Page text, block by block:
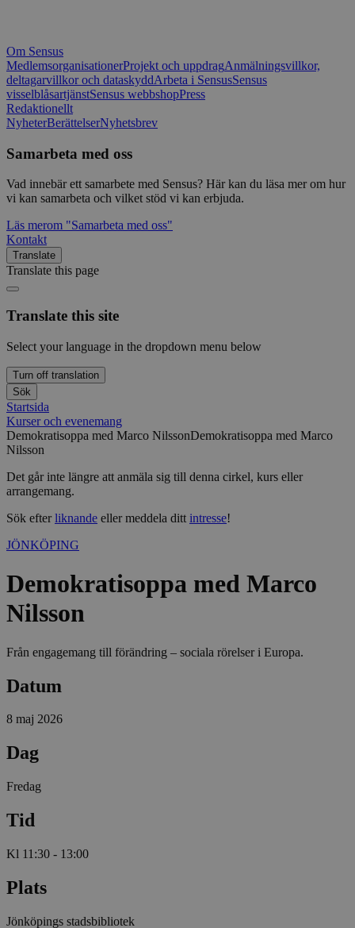
Om Sensus
MedlemsorganisationerProjekt och uppdragAnmälningsvillkor,
deltagarvillkor och dataskyddArbeta i SensusSensus
visselblåsartjänstSensus webbshopPress
Redaktionellt
NyheterBerättelserNyhetsbrev
Samarbeta med oss
Vad innebär ett samarbete med Sensus? Här kan du läsa mer om hur
vi kan samarbeta och vilket stöd vi kan erbjuda.
Läs merom "Samarbeta med oss"
Kontakt
Translate
Translate this page
Translate this site
Select your language in the dropdown menu below
Turn off translation
Sök
Startsida
Kurser och evenemang
Demokratisoppa med Marco NilssonDemokratisoppa med Marco
Nilsson
Det går inte längre att anmäla sig till denna cirkel, kurs eller
arrangemang.
Sök efterliknande eller meddela ditt intresse!
JÖNKÖPING
Demokratisoppa med Marco
Nilsson
Från engagemang till förändring – sociala rörelser i Europa.
Datum
8 maj 2026
Dag
Fredag
Tid
Kl 11:30 - 13:00
Plats
Jönköpings stadsbibliotek